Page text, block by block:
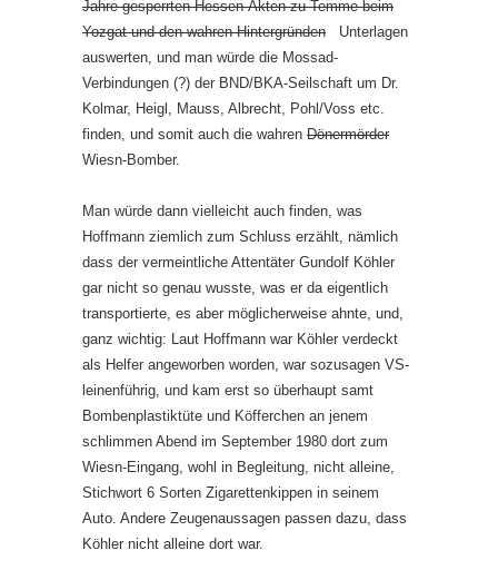
Jahre gesperrten Hessen-Akten zu Temme beim
Yozgat und den wahren Hintergründen Unterlagen
auswerten, und man würde die Mossad-
Verbindungen (?) der BND/BKA-Seilschaft um Dr.
Kolmar, Heigl, Mauss, Albrecht, Pohl/Voss etc.
finden, und somit auch die wahren Dönermörder
Wiesn-Bomber.
Man würde dann vielleicht auch finden, was
Hoffmann ziemlich zum Schluss erzählt, nämlich
dass der vermeintliche Attentäter Gundolf Köhler
gar nicht so genau wusste, was er da eigentlich
transportierte, es aber möglicherweise ahnte, und,
ganz wichtig: Laut Hoffmann war Köhler verdeckt
als Helfer angeworben worden, war sozusagen VS-
leinenführig, und kam erst so überhaupt samt
Bombenplastiktüte und Köfferchen an jenem
schlimmen Abend im September 1980 dort zum
Wiesn-Eingang, wohl in Begleitung, nicht alleine,
Stichwort 6 Sorten Zigarettenkippen in seinem
Auto. Andere Zeugenaussagen passen dazu, dass
Köhler nicht alleine dort war.